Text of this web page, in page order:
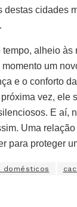
destas cidades
alheio às
um
e o conforto
vez, ele
E aí,
Uma
para proteger
domésticos